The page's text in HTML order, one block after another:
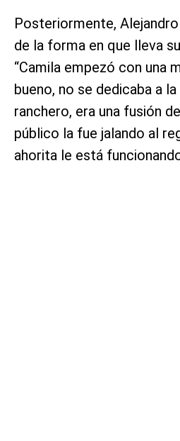
Posteriormente,
de la forma en que lleva
“Camila empezó con una
bueno, no se dedicaba a
ranchero, era una fusión
público la fue jalando al
ahorita le está